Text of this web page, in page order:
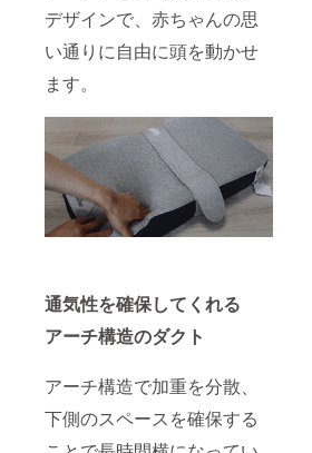
デザインで、赤ちゃんの思
い通りに自由に頭を動かせ
ます。
通気性を確保してくれる
アーチ構造のダクト
アーチ構造で加重を分散、
下側のスペースを確保する